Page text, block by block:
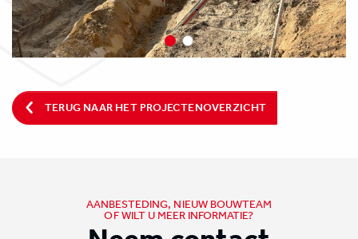
TERUG NAAR HET PROJECTENOVERZICHT
AANBESTEDING, NIEUW BOUWTEAM
OF WILT U MEER INFORMATIE?